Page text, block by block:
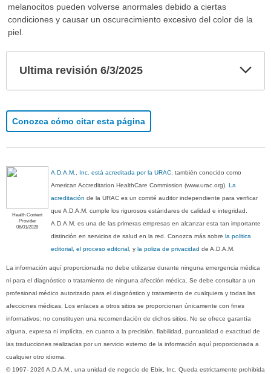
melanocitos pueden volverse anormales debido a ciertas
condiciones y causar un oscurecimiento excesivo del color de la
piel.
Ultima revisión 6/3/2025
Conozca cómo citar esta página
Health Content
Provider
06/01/2028
A.D.A.M., Inc. está acreditada por la URAC , también conocido como
American Accreditation HealthCare Commission (www.urac.org).La
acreditación de la URAC es un comité auditor independiente para verificar
que A.D.A.M. cumple los rigurosos estándares de calidad e integridad.
A.D.A.M. es una de las primeras empresas en alcanzar esta tan importante
distinción en servicios de salud en la red. Conozca más sobrela politica
editorial, el proceso editorial , yla poliza de privacidad de A.D.A.M.
La información aquí proporcionada no debe utilizarse durante ninguna emergencia médica
ni para el diagnóstico o tratamiento de ninguna afección médica. Se debe consultar a un
profesional médico autorizado para el diagnóstico y tratamiento de cualquiera y todas las
afecciones médicas. Los enlaces a otros sitios se proporcionan únicamente con fines
informativos; no constituyen una recomendación de dichos sitios. No se ofrece garantía
alguna, expresa ni implícita, en cuanto a la precisión, fiabilidad, puntualidad o exactitud de
las traducciones realizadas por un servicio externo de la información aquí proporcionada a
cualquier otro idioma.
© 1997- 2026 A.D.A.M., una unidad de negocio de Ebix, Inc. Queda estrictamente prohibida